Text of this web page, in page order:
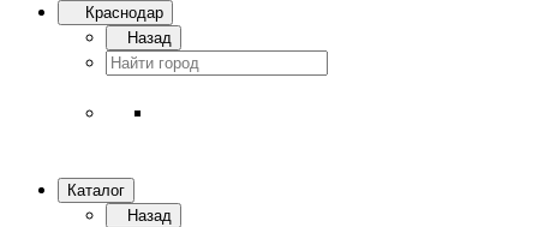
Краснодар
Назад
Каталог
Назад